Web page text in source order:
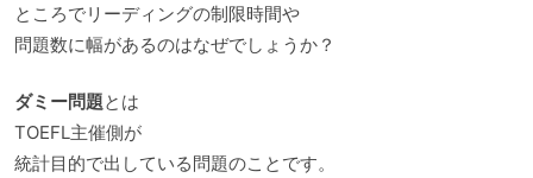
ところでリーディングの制限時間や
問題数に幅があるのはなぜでしょうか？
ダミー問題とは
TOEFL主催側が
統計目的で出している問題のことです。